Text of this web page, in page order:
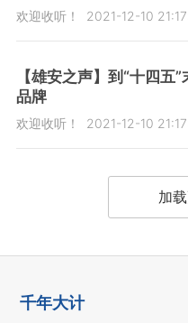
欢迎收听！ 2021-12-10
【雄安之声】到“十四五
品牌
欢迎收听！ 2021-12-10
加
千年大计